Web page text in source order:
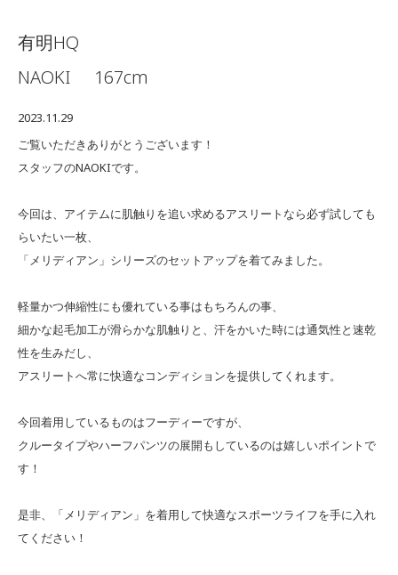
有明HQ
NAOKI
167cm
2023.11.29
ご覧いただきありがとうございます！
スタッフのNAOKIです。
今回は、アイテムに肌触りを追い求めるアスリートなら必ず試しても
らいたい一枚、
「メリディアン」シリーズのセットアップを着てみました。
軽量かつ伸縮性にも優れている事はもちろんの事、
細かな起毛加工が滑らかな肌触りと、汗をかいた時には通気性と速乾
性を生みだし、
アスリートへ常に快適なコンディションを提供してくれます。
今回着用しているものはフーディーですが、
クルータイプやハーフパンツの展開もしているのは嬉しいポイントで
す！
是非、「メリディアン」を着用して快適なスポーツライフを手に入れ
てください！